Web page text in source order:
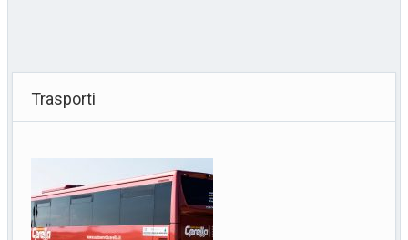
Trasporti